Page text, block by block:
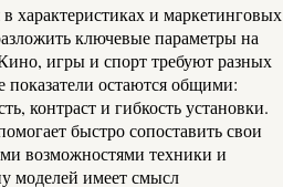
характеристиках и маркетинговых
ключевые параметры на
игры и спорт требуют разных
показатели остаются общими:
контраст и гибкость установки.
быстро сопоставить свои
возможностями техники и
моделей имеет смысл